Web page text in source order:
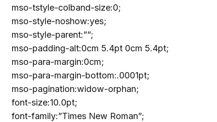
mso-tstyle-colband-size:0;
mso-style-noshow:yes;
mso-style-parent:””;
mso-padding-alt:0cm 5.4pt 0cm 5.4pt;
mso-para-margin:0cm;
mso-para-margin-bottom:.0001pt;
mso-pagination:widow-orphan;
font-size:10.0pt;
font-family:”Times New Roman”;